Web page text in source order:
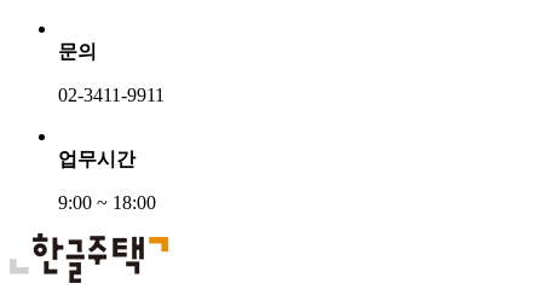
문의
02-3411-9911
업무시간
9:00 ~ 18:00